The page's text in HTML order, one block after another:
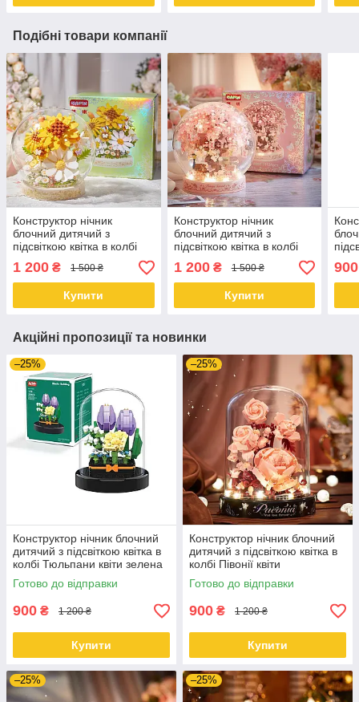
Подібні товари компанії
Конструктор нічник
блочний дитячий з
підсвіткою квітка в колбі
куля Соняшник
1 200 ₴ 1 500 ₴
Купити
Конструктор нічник
блочний дитячий з
підсвіткою квітка в колбі
куля Сакура
1 200₴ 1 500 ₴
Купити
900
Акційні пропозиції та новинки
–25%
Конструктор нічник блочний
дитячий з підсвіткою квітка в
колбі Тюльпани квіти зелена
коробка
Готово до відправки
900 ₴ 1 200 ₴
Купити
–25%
Конструктор нічник блочний
дитячий з підсвіткою квітка в
колбі Півонії квіти
Готово до відправки
900 ₴ 1 200 ₴
Купити
–25% –25%